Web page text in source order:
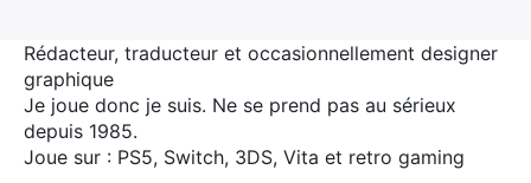
Rédacteur, traducteur et occasionnellement designer
graphique
Je joue donc je suis. Ne se prend pas au sérieux
depuis 1985.
Joue sur : PS5, Switch, 3DS, Vita et retro gaming